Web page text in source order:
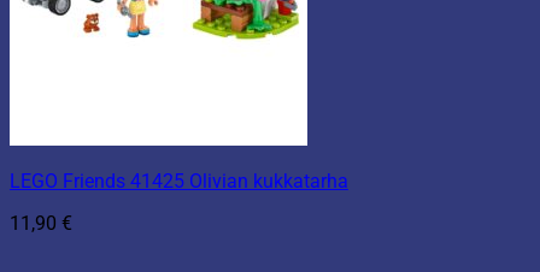
LEGO Friends 41425 Olivian kukkatarha
11,90 €